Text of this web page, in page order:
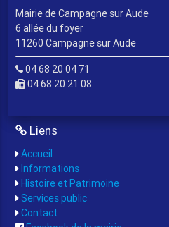
Mairie de Campagne sur Aude
6 allée du foyer
11260 Campagne sur Aude
04 68 20 04 71
04 68 20 21 08
Liens
Accueil
Informations
Histoire et Patrimoine
Services public
Contact